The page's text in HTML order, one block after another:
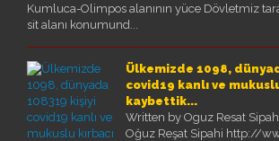
Kumluca-Olimpos alanının yüce Dövletmiz
sit alanı konumund...
Ülkemizde 1098,
covid19 kanlı ve
kaybettik...
Written by Oguz Resat
Oğuz Reşat Sipahi http://